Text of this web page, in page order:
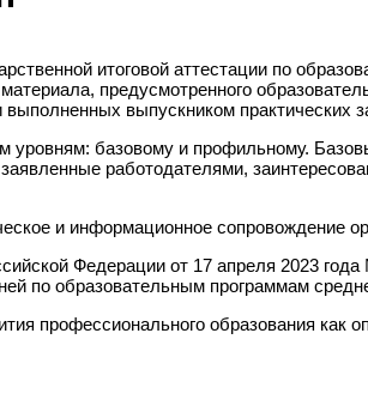
итоговой аттестации по
предусмотренного
выпускником
уровням: базовому и профильному.
работодателями,
и информационное сопровождение
Федерации от 17 апреля 2023
по образовательным программам
профессионального образования